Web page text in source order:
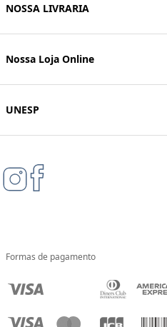
NOSSA LIVRARIA
Nossa Loja Online
UNESP
Formas de pagamento